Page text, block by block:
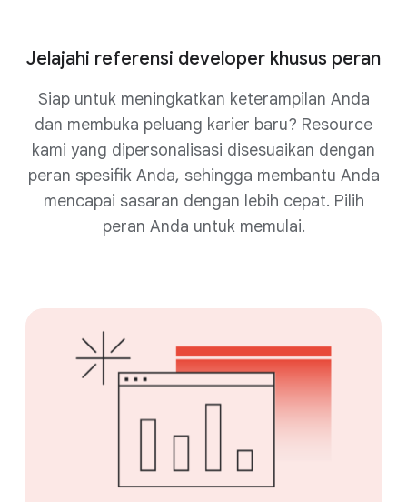
Jelajahi referensi developer khusus peran
Siap untuk meningkatkan keterampilan Anda
dan membuka peluang karier baru? Resource
kami yang dipersonalisasi disesuaikan dengan
peran spesifik Anda, sehingga membantu Anda
mencapai sasaran dengan lebih cepat. Pilih
peran Anda untuk memulai.